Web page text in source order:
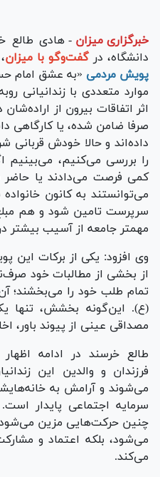
خبرگزاری میزان - هادی طالع
دانشگاه، درگفت‌و‌گو با میزان
پویش مردمی «به عشق امام
موارد متعددی با زندانیانی
اثر اتفاقات بیرون از
صرفا ضامن شده، یا کارگاهی
داده‌اند و حالا خودش قربانی
را بررسی می‌کنیم، می‌بینیم
کمی فرصت می‌دادند یا
می‌توانستند به کانون
سرپرست تامین شود و هم
مهمتر جامعه از آسیب بیشتر
وی افزود: یکی از برکات این
از بخشی از مطالبات خود
تمام طلب خود را می‌بخشند؛
(ع). این‌گونه بخشش، تنها
مصداقی عینی از پیوند باور،
طالع خرسند در ادامه
فرزندان و والدین این
می‌شوند و آرامش به
سرمایه اجتماعی پایدار
چنین حرکت‌هایی مزین می‌شود،
می‌شود، بلکه اعتماد و
می‌کند.